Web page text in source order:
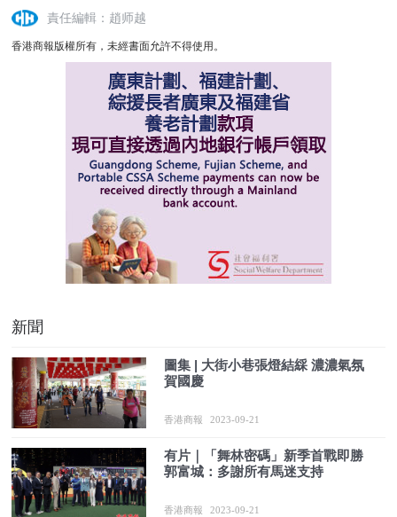
責任編輯：趙师越
香港商報版權所有，未經書面允許不得使用。
新聞
圖集 |​ 大街小巷張燈結綵 濃濃氣氛
賀國慶
香港商報 2023-09-21
有片｜「舞林密碼」新季首戰即勝
郭富城：多謝所有馬迷支持
香港商報 2023-09-21